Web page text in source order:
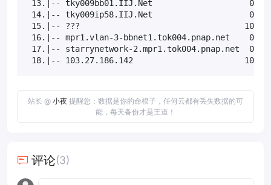
13.|-- tky009bb01.IIJ.Net                    0.0%
14.|-- tky009ip58.IIJ.Net                    0.0%
15.|-- ???                                  100.0
16.|-- mpr1.vlan-3-bbnet1.tok004.pnap.net
17.|-- starrynetwork-2.mpr1.tok004.pnap.net
18.|-- 103.27.186.142                       10.0%
站长 @ 小夜 提醒您：数据是你的命根子，任何云都有丢失数据的可
能，每天备份才是王道！
评论(3)